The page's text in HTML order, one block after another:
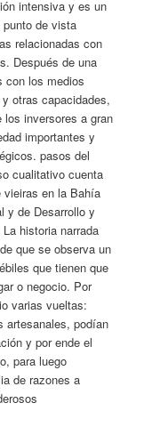
intensiva y es un
punto de vista
relacionadas con
Después de una
con los medios
otras capacidades,
los inversores a gran
importantes y
pasos del
cualitativo cuenta
vieiras en la Bahía
y de Desarrollo y
historia narrada
que se observa un
que tienen que
o negocio. Por
varias vueltas:
artesanales, podían
y por ende el
para luego
de razones a